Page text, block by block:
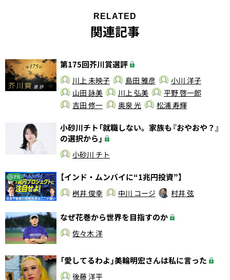
RELATED
関連記事
第175回芥川賞選評
川上 未映子 島田 雅彦
小川 洋子
山田 詠美
川上 弘美
平野 啓一郎
吉田 修一
奥泉 光 松浦 寿輝
小砂川チト「就職しない。家族も『おやおや？』
の選択から」
小砂川 チト
PR 【インド・ムンバイに“1兆円投資”】
桝井 俊幸 中川 コージ 村井 弦
なぜ花巻から世界を目指すのか
佐々木 洋
「愛してるわよ」美輪明宏さんは私に言った
後藤 洋平